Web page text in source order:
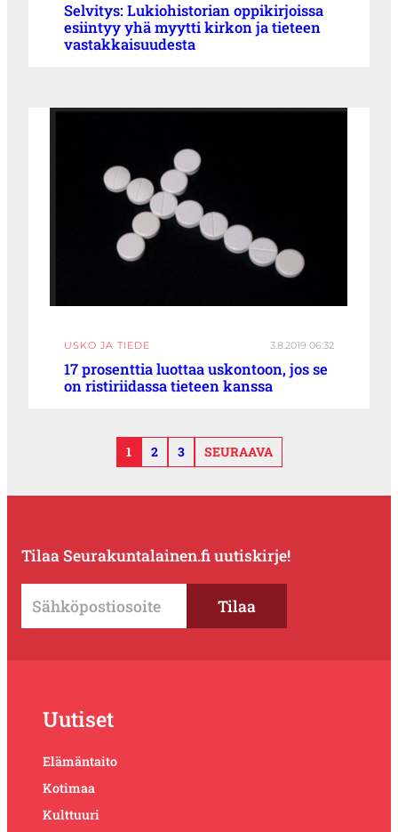
Selvitys: Lukiohistorian oppikirjoissa
esiintyy yhä myytti kirkon ja tieteen
vastakkaisuudesta
USKO JA TIEDE 3.8.2019 06:32
17 prosenttia luottaa uskontoon, jos se
on ristiriidassa tieteen kanssa
1 2 3 SEURAAVA
Tilaa Seurakuntalainen.fi uutiskirje!
Uutiset
Elämäntaito
Kotimaa
Kulttuuri